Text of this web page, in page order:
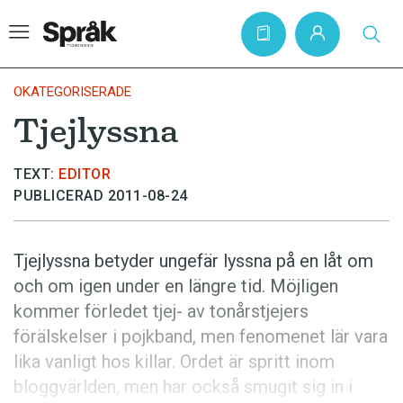
Hem
Artiklar
Skrivtips
Bokrecensioner
Kviss
Podden
OKATEGORISERADE
Tjejlyssna
TEXT: EDITOR
PUBLICERAD 2011-08-24
Tjejlyssna betyder ungefär lyssna på en låt om
och om igen under en längre tid. Möjligen
kommer förledet tjej- av tonårstjejers
förälskelser i pojkband, men fenomenet lär vara
lika vanligt hos killar. Ordet är spritt inom
bloggvärlden, men har också smugit sig in i